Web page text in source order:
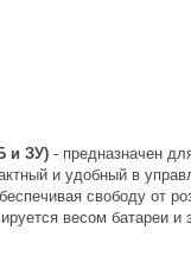
и ЗУ) - предназначен
и удобный в
свободу от
весом батареи и